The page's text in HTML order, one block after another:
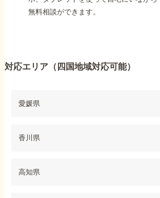
無料相談ができます。
対応エリア（四国地域対応可能）
愛媛県
香川県
高知県